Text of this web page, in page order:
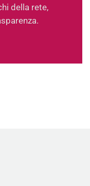
della rete,